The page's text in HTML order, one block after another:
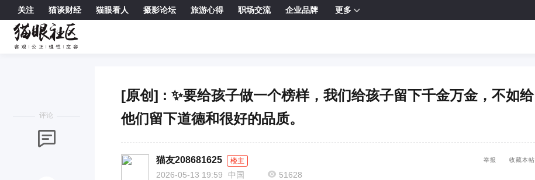
关注 猫谈财经 猫眼看人 摄影论坛 旅游心得 职场交流 企业品牌 更多 

评论

[原创] : ✨要给孩子做一个榜样，我们给孩子留下千金万金，不如给
他们留下道德和很好的品质。
猫友208681625 楼主
2026-05-13 19:59 中国  51628
举报 收藏本帖